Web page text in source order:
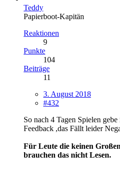
Teddy
Papierboot-Kapitän
Reaktionen
9
Punkte
104
Beiträge
11
3. August 2018
#432
So nach 4 Tagen Spielen
Feedback ,das Fällt leider
Für Leute die keinen
brauchen das nicht Lesen.